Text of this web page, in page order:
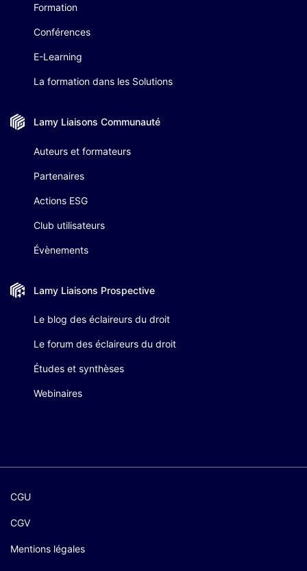
Formation
Conférences
E-Learning
La formation dans les Solutions
Lamy Liaisons Communauté
Auteurs et formateurs
Partenaires
Actions ESG
Club utilisateurs
Évènements
Lamy Liaisons Prospective
Le blog des éclaireurs du droit
Le forum des éclaireurs du droit
Études et synthèses
Webinaires
CGU
CGV
Mentions légales